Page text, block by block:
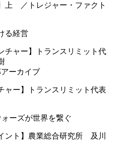
上 ／トレジャー・ファクト
る経営
ーカイブ
ャー】トランスリミット代表
ーズが世界を繋ぐ